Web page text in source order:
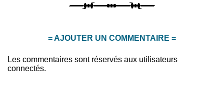
= AJOUTER UN COMMENTAIRE =
Les commentaires sont réservés aux utilisateurs
connectés.